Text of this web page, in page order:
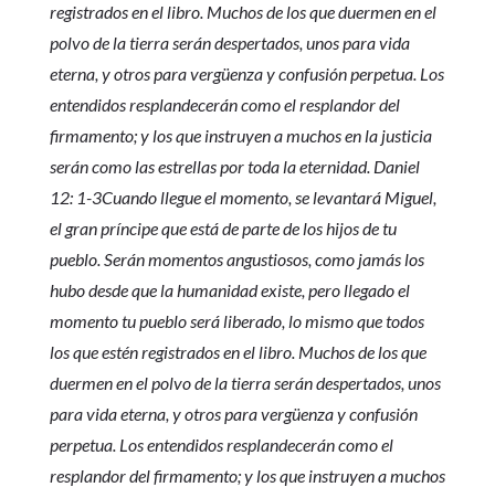
registrados en el libro. Muchos de los que duermen en el
polvo de la tierra serán despertados, unos para vida
eterna, y otros para vergüenza y confusión perpetua. Los
entendidos resplandecerán como el resplandor del
firmamento; y los que instruyen a muchos en la justicia
serán como las estrellas por toda la eternidad. Daniel
12: 1-3Cuando llegue el momento, se levantará Miguel,
el gran príncipe que está de parte de los hijos de tu
pueblo. Serán momentos angustiosos, como jamás los
hubo desde que la humanidad existe, pero llegado el
momento tu pueblo será liberado, lo mismo que todos
los que estén registrados en el libro. Muchos de los que
duermen en el polvo de la tierra serán despertados, unos
para vida eterna, y otros para vergüenza y confusión
perpetua. Los entendidos resplandecerán como el
resplandor del firmamento; y los que instruyen a muchos